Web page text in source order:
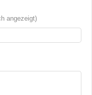
angezeigt)